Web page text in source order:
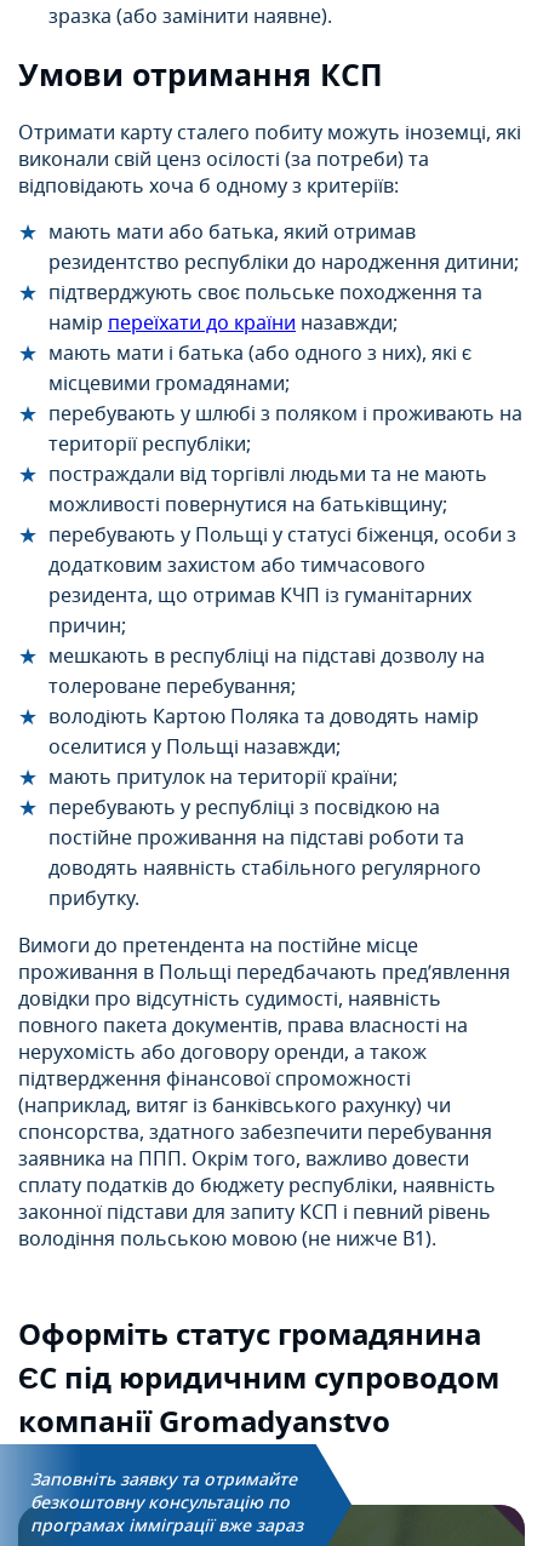
зразка (або замінити наявне).
Умови отримання КСП
Отримати карту сталего побиту можуть іноземці, які
виконали свій ценз осілості (за потреби) та
відповідають хоча б одному з критеріїв:
мають мати або батька, який отримав
резидентство республіки до народження дитини;
підтверджують своє польське походження та
намір переїхати до країни назавжди;
мають мати і батька (або одного з них), які є
місцевими громадянами;
перебувають у шлюбі з поляком і проживають на
території республіки;
постраждали від торгівлі людьми та не мають
можливості повернутися на батьківщину;
перебувають у Польщі у статусі біженця, особи з
додатковим захистом або тимчасового
резидента, що отримав КЧП із гуманітарних
причин;
мешкають в республіці на підставі дозволу на
толероване перебування;
володіють Картою Поляка та доводять намір
оселитися у Польщі назавжди;
мають притулок на території країни;
перебувають у республіці з посвідкою на
постійне проживання на підставі роботи та
доводять наявність стабільного регулярного
прибутку.
Вимоги до претендента на постійне місце
проживання в Польщi передбачають пред’явлення
довідки про відсутність судимості, наявність
повного пакета документів, права власності на
нерухомість або договору оренди, а також
підтвердження фінансової спроможності
(наприклад, витяг із банківського рахунку) чи
спонсорства, здатного забезпечити перебування
заявника на ППП. Окрім того, важливо довести
сплату податків до бюджету республіки, наявність
законної підстави для запиту КСП і певний рівень
володіння польською мовою (не нижче В1).
Оформіть статусгромадянина
ЄС підюридичним супроводом
компанії Gromadyanstvo
Заповніть заявку та отримайте
безкоштовну консультацію по
програмах імміграції вже зараз